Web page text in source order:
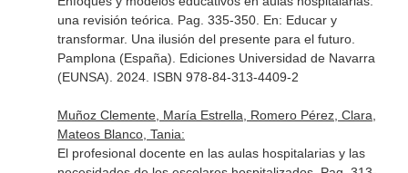
una revisión teórica. Pag. 335-350. En: Educar y
transformar. Una ilusión del presente para el futuro.
Pamplona (España). Ediciones Universidad de Navarra
(EUNSA). 2024. ISBN 978-84-313-4409-2
Muñoz Clemente, María Estrella, Romero Pérez, Clara,
Mateos Blanco, Tania:
El profesional docente en las aulas hospitalarias y las